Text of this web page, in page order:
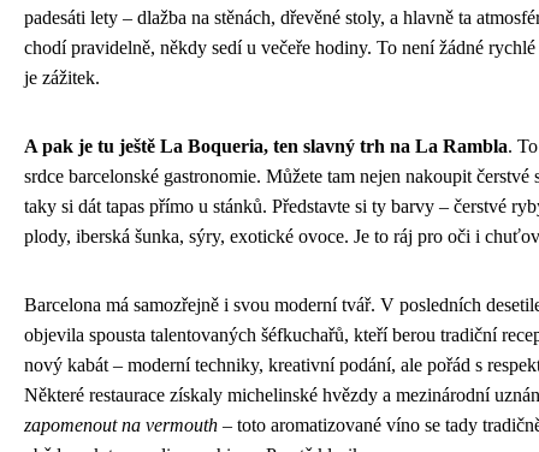
padesáti lety – dlažba na stěnách, dřevěné stoly, a hlavně ta
chodí pravidelně, někdy sedí u večeře hodiny. To není žádné
je zážitek.
A pak je tu ještě La Boqueria, ten slavný trh na La Rambla.
srdce barcelonské gastronomie. Můžete tam nejen nakoupit čerstvé
taky si dát tapas přímo u stánků. Představte si ty barvy – čerstvé
plody, iberská šunka, sýry, exotické ovoce. Je to ráj pro oči i
Barcelona má samozřejně i svou moderní tvář. V posledních
objevila spousta talentovaných šéfkuchařů, kteří berou tradiční
nový kabát – moderní techniky, kreativní podání, ale pořád s
Některé restaurace získaly michelinské hvězdy a mezinárodní
zapomenout na vermouth – toto aromatizované víno se tady